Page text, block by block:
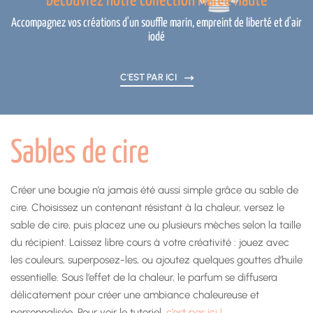
Accompagnez vos créations d'un souffle marin, empreint de liberté et d'air
iodé
C'EST PAR ICI
Sables de cire
Créer une bougie n’a jamais été aussi simple grâce au sable de
cire. Choisissez un contenant résistant à la chaleur, versez le
sable de cire, puis placez une ou plusieurs mèches selon la taille
du récipient. Laissez libre cours à votre créativité : jouez avec
les couleurs, superposez-les, ou ajoutez quelques gouttes d’huile
essentielle. Sous l’effet de la chaleur, le parfum se diffusera
délicatement pour créer une ambiance chaleureuse et